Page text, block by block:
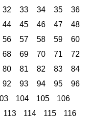
32 33 34 35
36
44 45 46 47
48
56 57 58 59
60
68 69 70 71
72
80 81 82 83
84
92 93 94 95
96
104 105
106
113 114 115
116